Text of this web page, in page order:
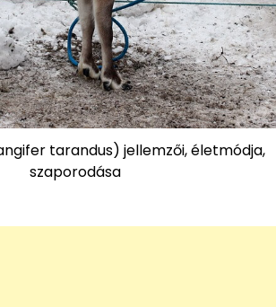
tarandus) jellemzői, életmódja,
szaporodása